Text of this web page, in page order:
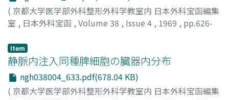
( 京都大学医学部外科整形外科学教室内 日本外科宝函編集
室 , 日本外科宝函 , Volume 38 , Issue 4 , 1969 , pp.626-
島袋, 春弘
KAZUO
Item
静脈内注入同種脾細胞の臓器内分布
ngh038004_633.pdf(678.04 KB)
( 京都大学医学部外科整形外科学教室内 日本外科宝函編集